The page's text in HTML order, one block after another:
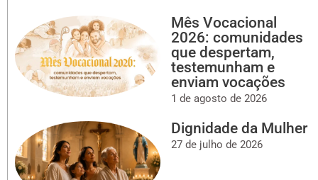
Mês Vocacional
2026: comunidades
que despertam,
testemunham e
enviam vocações
1 de agosto de 2026
Dignidade da Mulher
27 de julho de 2026